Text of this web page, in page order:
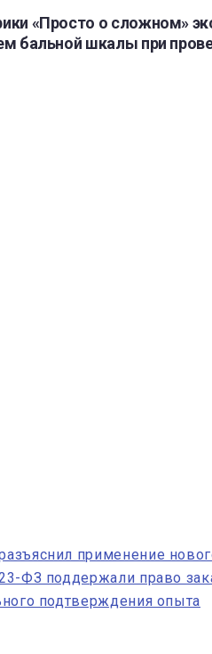
«Просто о сложном»
бальной шкалы при
применение
ФЗ поддержали право
подтверждения опыта